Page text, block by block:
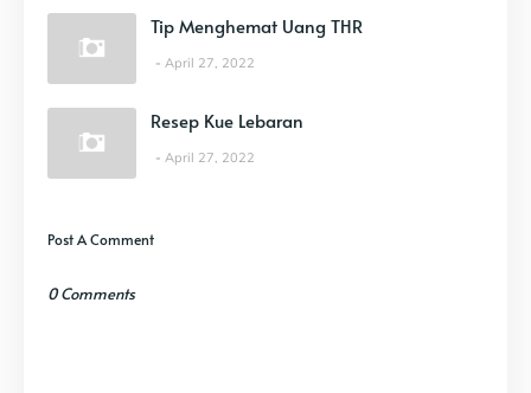
Tip Menghemat Uang THR
April 27, 2022
Resep Kue Lebaran
April 27, 2022
Post A Comment
0 Comments